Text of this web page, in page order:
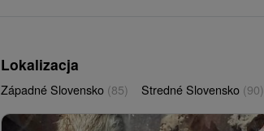
Lokalizacja
Západné Slovensko (85) Stredné Slovensko (90)